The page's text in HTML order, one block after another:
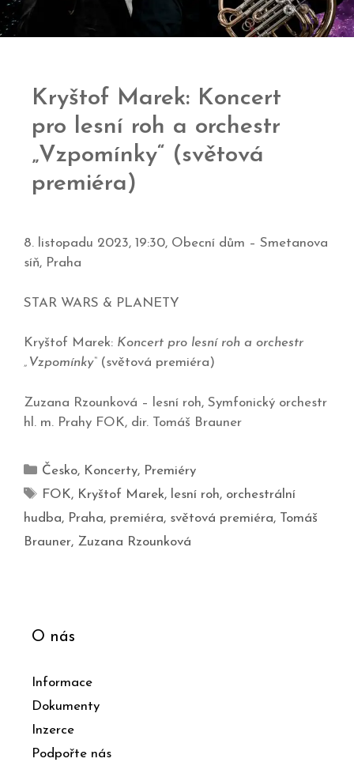
Kryštof Marek: Koncert
pro lesní roh a orchestr
„Vzpomínky“ (světová
premiéra)
8. listopadu 2023, 19:30, Obecní dům – Smetanova
síň, Praha
STAR WARS & PLANETY
Kryštof Marek: Koncert pro lesní roh a orchestr
„Vzpomínky“(světová premiéra)
Zuzana Rzounková – lesní roh, Symfonický orchestr
hl. m. Prahy FOK, dir. Tomáš Brauner
Česko, Koncerty, Premiéry
FOK, Kryštof Marek, lesní roh, orchestrální
hudba, Praha, premiéra, světová premiéra, Tomáš
Brauner, Zuzana Rzounková
O nás
Informace
Dokumenty
Inzerce
Podpořte nás